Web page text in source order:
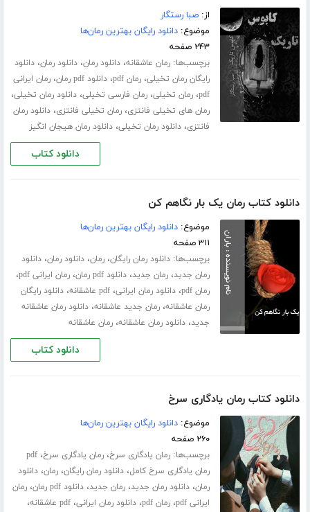
از:صبا رستگار
موضوع:دانلود رایگان بهترین رمان‌ها
۲۴۳ صفحه
برچسب‌ها:رمان عاشقانه،دانلود رمان،دانلود رمان،دانلود
رایگان رمان تخیلی،رمان pdf ،دانلود pdf رمان ،رمان ایرانی
pdf،رمان تخیلی،رمان فارسی تخیلی،دانلود رمان تخیلی،
رمان های تخیلی فانتزی،رمان تخیلی فانتزی،دانلود رمان
فانتزی،دانلود رمان تخیلی،دانلود رمان هیجان انگیز
دانلود کتاب
دانلود کتاب رمان یک بار نگاهم کن
موضوع:دانلود رایگان بهترین رمان‌ها
۳۱۱ صفحه
برچسب‌ها:دانلود رمان رایگان،رمان،دانلود رمان،دانلود
رمان جدید،رمان جدید،دانلود pdf رمان ،رمان ایرانی pdf ،
رمان pdf ،دانلود رمان ایرانی،pdf عاشقانه ،دانلود رایگان
رمان عاشقانه،رمان جدید عاشقانه،دانلود رمان عاشقانه
جدید،دانلود رمان عاشقانه،رمان عاشقانه
دانلود کتاب
دانلود کتاب رمان یادگاری سرخ
موضوع:دانلود رایگان بهترین رمان‌ها
۲۶۰ صفحه
برچسب‌ها:رمان یادگاری سرخ،رمان یادگاری سرخ،pdf
رمان یادگاری سرخ کامل،دانلود رمان رایگان،رمان،دانلود
رمان،دانلود رمان جدید،رمان جدید،دانلود pdf رمان ،رمان
ایرانی pdf
،رمان pdf ،دانلود رمان ایرانی،pdf عاشقانه ،